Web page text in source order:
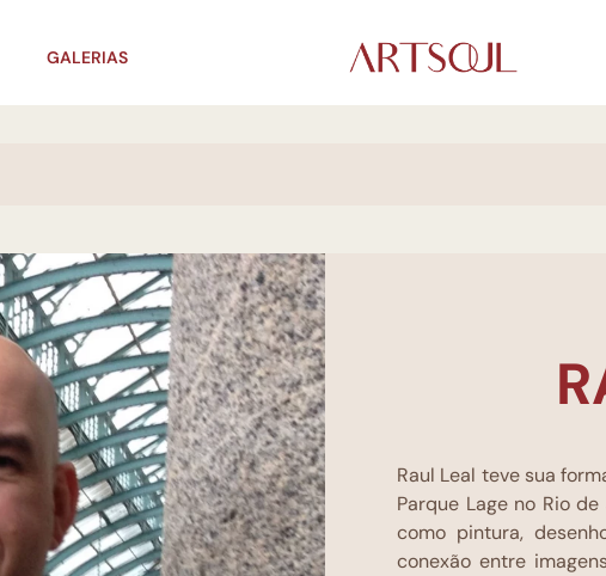
GALERIAS
Raul Leal teve sua
Parque Lage no Rio
como pintura,
conexão entre